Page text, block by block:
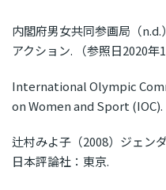
内閣府男女共同参画局（
アクション. （参照日2020年1
International Olympic
on Women and Sport (IOC).
辻村みよ子（2008）ジェン
日本評論社：東京.